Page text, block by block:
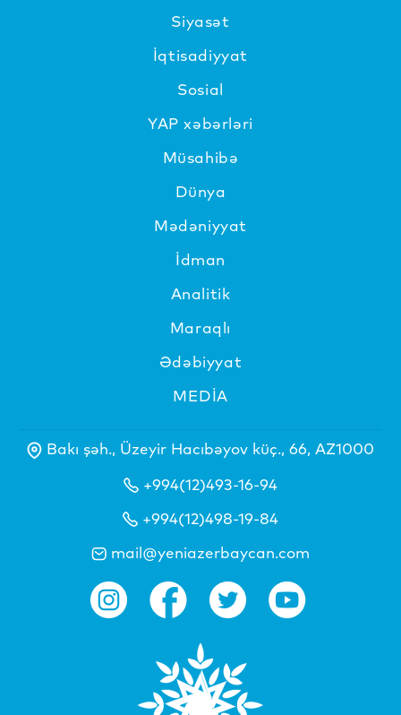
Siyasət
İqtisadiyyat
Sosial
YAP xəbərləri
Müsahibə
Dünya
Mədəniyyat
İdman
Analitik
Maraqlı
Ədəbiyyat
MEDİA
Bakı şəh., Üzeyir Hacıbəyov küç., 66, AZ1000
+994(12)493-16-94
+994(12)498-19-84
mail@yeniazerbaycan.com